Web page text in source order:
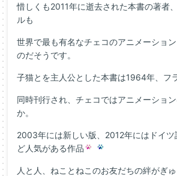
惜しくも2011年に逝去された本書の著者
ルも
世界で最も有名なチェコのアニメーショ
のだそうです。
子猫とを主人公とした本書は1964年、フ
同時刊行され、チェコではアニメーショ
か。
2003年には新しい版、2012年にはドイツ
ど人気がある作品
人と人、ねことねこのお友だちの絆がぎ